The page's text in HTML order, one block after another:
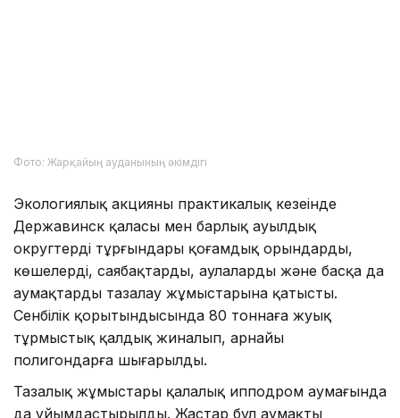
Фото: Жарқайың ауданының әкімдігі
Экологиялық акцияның практикалық кезеңінде
Державинск қаласы мен барлық ауылдық
округтердің тұрғындары қоғамдық орындарды,
көшелерді, саябақтарды, аулаларды және басқа да
аумақтарды тазалау жұмыстарына қатысты.
Сенбілік қорытындысында 80 тоннаға жуық
тұрмыстық қалдық жиналып, арнайы
полигондарға шығарылды.
Тазалық жұмыстары қалалық ипподром аумағында
да ұйымдастырылды. Жастар бұл аумақты